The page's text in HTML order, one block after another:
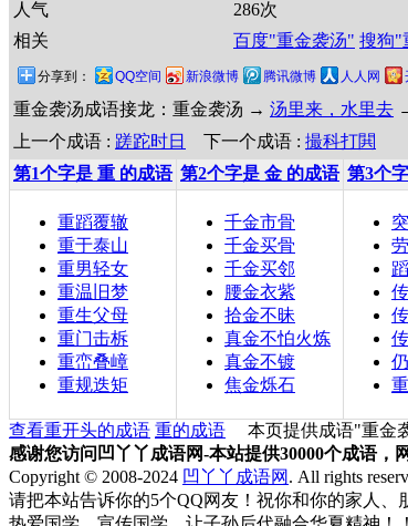
人气
286次
相关
百度"重金袭汤" 搜狗"
分享到： QQ空间 新浪微博 腾讯微博 人人网
重金袭汤成语接龙：重金袭汤 → 汤里来，水里去
上一个成语 : 蹉跎时日 下一个成语 : 撮科打閧
第1个字是 重 的成语 第2个字是 金 的成语 第3个
重蹈覆辙
重于泰山
重男轻女
重温旧梦
重生父母
重门击柝
重峦叠嶂
重规迭矩
千金市骨
千金买骨
千金买邻
腰金衣紫
拾金不昧
真金不怕火炼
真金不镀
焦金烁石
查看重开头的成语 重的成语 本页提供成语"重金
感谢您访问凹丫丫成语网-本站提供30000个成语
Copyright © 2008-2024 凹丫丫成语网 . All rights
请把本站告诉你的5个QQ网友！祝你和你的家人、